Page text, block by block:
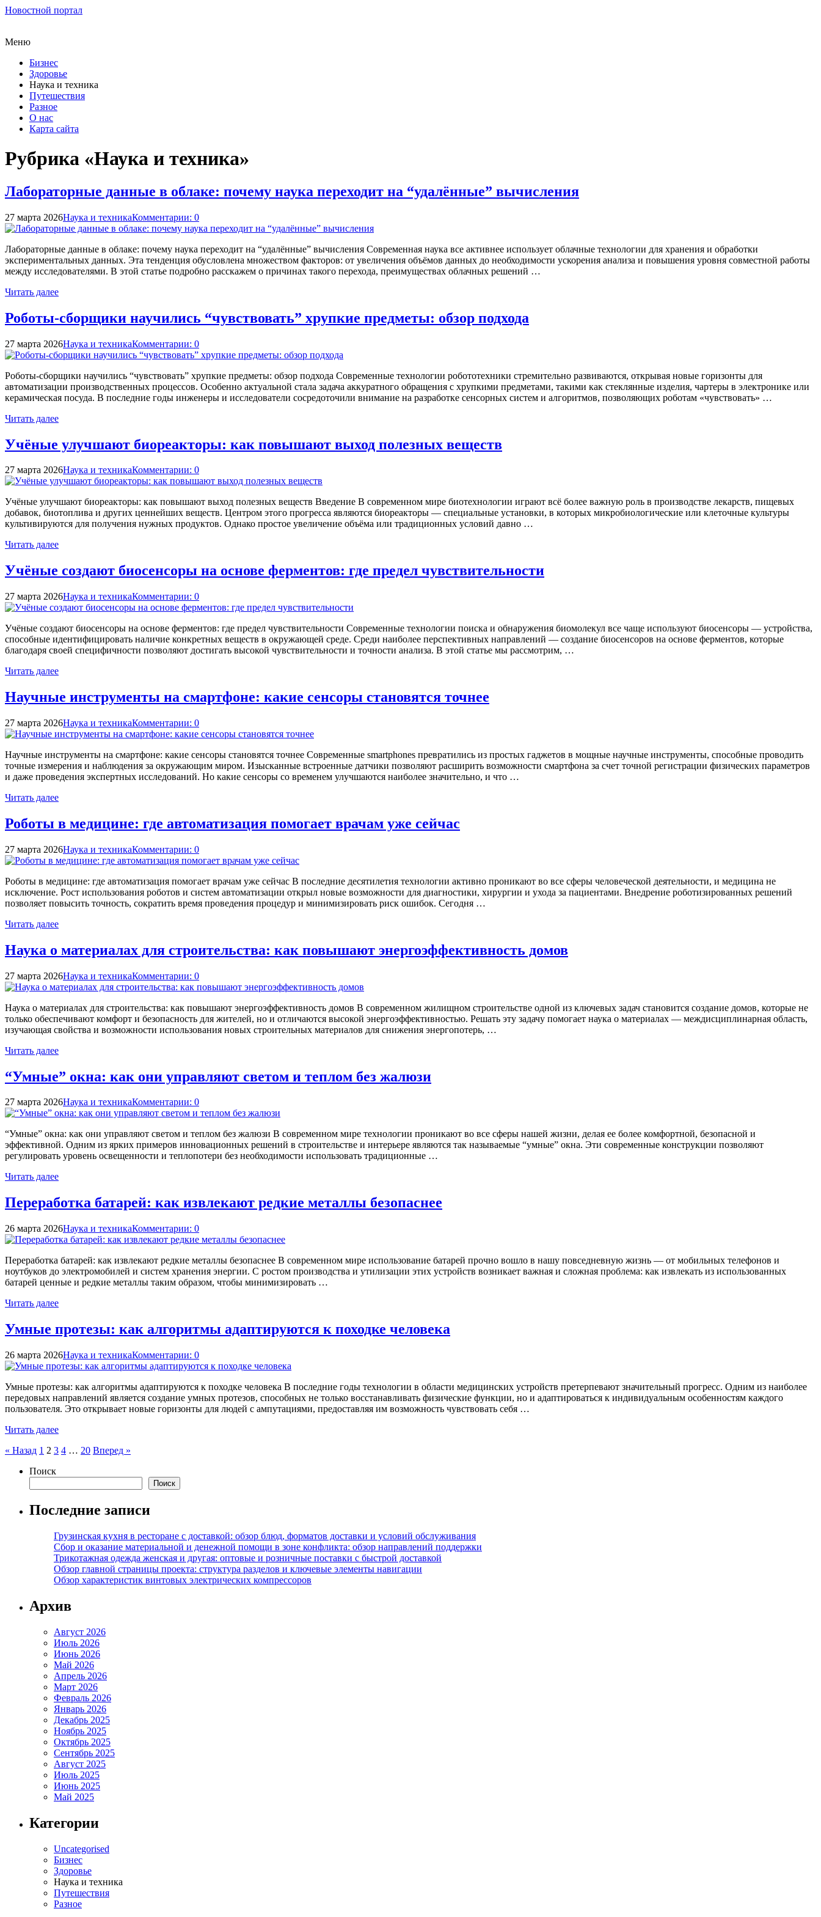
Новостной портал
Меню
Бизнес
Здоровье
Наука и техника
Путешествия
Разное
О нас
Карта сайта
Рубрика «Наука и техника»
Лабораторные данные в облаке: почему наука переходит на “удалённые” вычисления
27 марта 2026Наука и техникаКомментарии: 0
Лабораторные данные в облаке: почему наука переходит на “удалённые” вычисления Современная наука все активнее использует облачные технологии для хранения и обработки
экспериментальных данных. Эта тенденция обусловлена множеством факторов: от увеличения объёмов данных до необходимости ускорения анализа и повышения уровня совместной работы
между исследователями. В этой статье подробно расскажем о причинах такого перехода, преимуществах облачных решений …
Читать далее
Роботы-сборщики научились “чувствовать” хрупкие предметы: обзор подхода
27 марта 2026Наука и техникаКомментарии: 0
Роботы-сборщики научились “чувствовать” хрупкие предметы: обзор подхода Современные технологии робототехники стремительно развиваются, открывая новые горизонты для
автоматизации производственных процессов. Особенно актуальной стала задача аккуратного обращения с хрупкими предметами, такими как стеклянные изделия, чартеры в электронике или
керамическая посуда. В последние годы инженеры и исследователи сосредоточили внимание на разработке сенсорных систем и алгоритмов, позволяющих роботам «чувствовать» …
Читать далее
Учёные улучшают биореакторы: как повышают выход полезных веществ
27 марта 2026Наука и техникаКомментарии: 0
Учёные улучшают биореакторы: как повышают выход полезных веществ Введение В современном мире биотехнологии играют всё более важную роль в производстве лекарств, пищевых
добавок, биотоплива и других ценнейших веществ. Центром этого прогресса являются биореакторы — специальные установки, в которых микробиологические или клеточные культуры
культивируются для получения нужных продуктов. Однако простое увеличение объёма или традиционных условий давно …
Читать далее
Учёные создают биосенсоры на основе ферментов: где предел чувствительности
27 марта 2026Наука и техникаКомментарии: 0
Учёные создают биосенсоры на основе ферментов: где предел чувствительности Современные технологии поиска и обнаружения биомолекул все чаще используют биосенсоры — устройства,
способные идентифицировать наличие конкретных веществ в окружающей среде. Среди наиболее перспективных направлений — создание биосенсоров на основе ферментов, которые
благодаря своей специфичности позволяют достигать высокой чувствительности и точности анализа. В этой статье мы рассмотрим, …
Читать далее
Научные инструменты на смартфоне: какие сенсоры становятся точнее
27 марта 2026Наука и техникаКомментарии: 0
Научные инструменты на смартфоне: какие сенсоры становятся точнее Современные smartphones превратились из простых гаджетов в мощные научные инструменты, способные проводить
точные измерения и наблюдения за окружающим миром. Изысканные встроенные датчики позволяют расширить возможности смартфона за счет точной регистрации физических параметров
и даже проведения экспертных исследований. Но какие сенсоры со временем улучшаются наиболее значительно, и что …
Читать далее
Роботы в медицине: где автоматизация помогает врачам уже сейчас
27 марта 2026Наука и техникаКомментарии: 0
Роботы в медицине: где автоматизация помогает врачам уже сейчас В последние десятилетия технологии активно проникают во все сферы человеческой деятельности, и медицина не
исключение. Рост использования роботов и систем автоматизации открыл новые возможности для диагностики, хирургии и ухода за пациентами. Внедрение роботизированных решений
позволяет повысить точность, сократить время проведения процедур и минимизировать риск ошибок. Сегодня …
Читать далее
Наука о материалах для строительства: как повышают энергоэффективность домов
27 марта 2026Наука и техникаКомментарии: 0
Наука о материалах для строительства: как повышают энергоэффективность домов В современном жилищном строительстве одной из ключевых задач становится создание домов, которые не
только обеспечивают комфорт и безопасность для жителей, но и отличаются высокой энергоэффективностью. Решать эту задачу помогает наука о материалах — междисциплинарная область,
изучающая свойства и возможности использования новых строительных материалов для снижения энергопотерь, …
Читать далее
“Умные” окна: как они управляют светом и теплом без жалюзи
27 марта 2026Наука и техникаКомментарии: 0
“Умные” окна: как они управляют светом и теплом без жалюзи В современном мире технологии проникают во все сферы нашей жизни, делая ее более комфортной, безопасной и
эффективной. Одним из ярких примеров инновационных решений в строительстве и интерьере являются так называемые “умные” окна. Эти современные конструкции позволяют
регулировать уровень освещенности и теплопотери без необходимости использовать традиционные …
Читать далее
Переработка батарей: как извлекают редкие металлы безопаснее
26 марта 2026Наука и техникаКомментарии: 0
Переработка батарей: как извлекают редкие металлы безопаснее В современном мире использование батарей прочно вошло в нашу повседневную жизнь — от мобильных телефонов и
ноутбуков до электромобилей и систем хранения энергии. С ростом производства и утилизации этих устройств возникает важная и сложная проблема: как извлекать из использованных
батарей ценные и редкие металлы таким образом, чтобы минимизировать …
Читать далее
Умные протезы: как алгоритмы адаптируются к походке человека
26 марта 2026Наука и техникаКомментарии: 0
Умные протезы: как алгоритмы адаптируются к походке человека В последние годы технологии в области медицинских устройств претерпевают значительный прогресс. Одним из наиболее
передовых направлений является создание умных протезов, способных не только восстанавливать физические функции, но и адаптироваться к индивидуальным особенностям каждого
пользователя. Это открывает новые горизонты для людей с ампутациями, предоставляя им возможность чувствовать себя …
Читать далее
Пагинация
записей
« Назад 1 2 3 4 … 20 Вперед »
Поиск
Поиск
Последние записи
Грузинская кухня в ресторане с доставкой: обзор блюд, форматов доставки и условий обслуживания
Сбор и оказание материальной и денежной помощи в зоне конфликта: обзор направлений поддержки
Трикотажная одежда женская и другая: оптовые и розничные поставки с быстрой доставкой
Обзор главной страницы проекта: структура разделов и ключевые элементы навигации
Обзор характеристик винтовых электрических компрессоров
Архив
Август 2026
Июль 2026
Июнь 2026
Май 2026
Апрель 2026
Март 2026
Февраль 2026
Январь 2026
Декабрь 2025
Ноябрь 2025
Октябрь 2025
Сентябрь 2025
Август 2025
Июль 2025
Июнь 2025
Май 2025
Категории
Uncategorised
Бизнес
Здоровье
Наука и техника
Путешествия
Разное